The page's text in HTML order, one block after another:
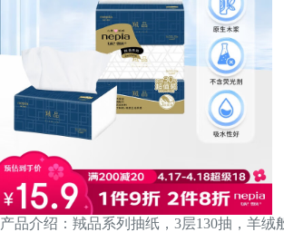
产品介绍：羢品系列抽纸，3层130抽，羊绒